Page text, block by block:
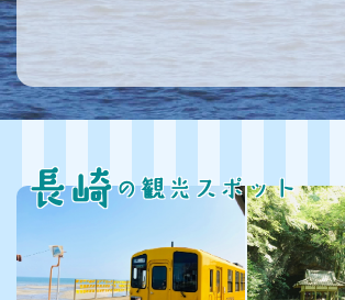
長崎の観光スポット